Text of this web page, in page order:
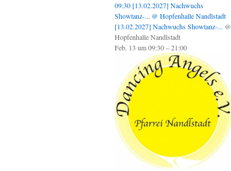
09:30 [13.02.2027] Nachwuchs
Showtanz-... @ Hopfenhalle Nandlstadt
[13.02.2027] Nachwuchs Showtanz-... @
Hopfenhalle Nandlstadt
Feb. 13 um 09:30 – 21:00